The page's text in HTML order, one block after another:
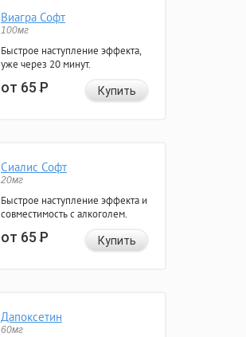
Виагра Софт
100мг
Быстрое наступление эффекта,
уже через 20 минут.
от 65Р Купить
Сиалис Софт
20мг
Быстрое наступление эффекта и
совместимость с алкоголем.
от 65Р Купить
Дапоксетин
60мг